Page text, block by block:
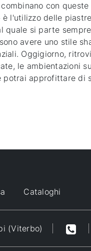
con
l'utilizzo delle
si parte
avere uno stile
Oggigiorno,
le ambientazioni
approfittare di
Cataloghi
(Viterbo)